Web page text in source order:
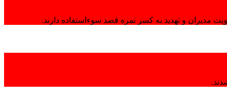
مدیران و تهدید به کسر نمره قصد سوءاستفاده دارند.